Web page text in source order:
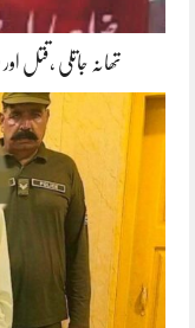
تھانہ جاتلی ،قتل